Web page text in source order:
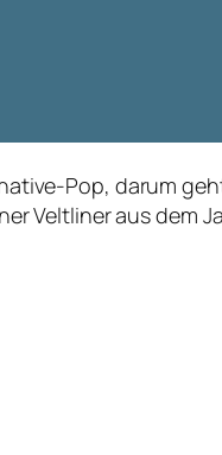
Pop, darum
Veltliner aus dem